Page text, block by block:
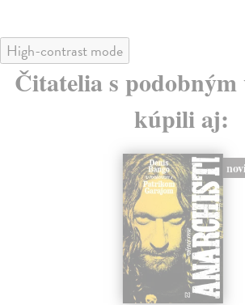
High-contrast mode
Čitatelia s
kúpili aj: